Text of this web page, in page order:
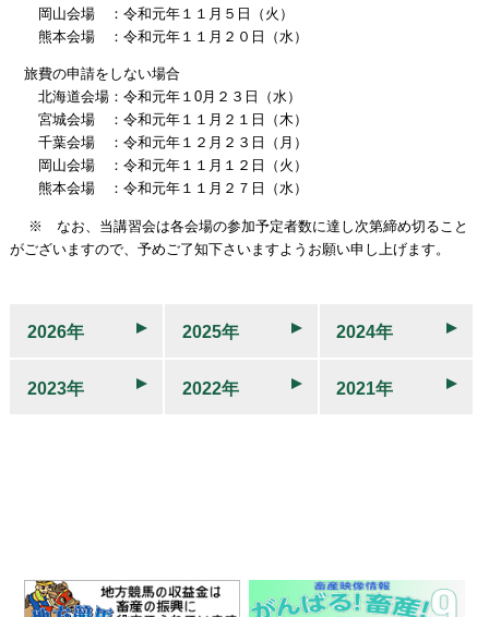
岡山会場 ：令和元年１１月５日（火）
熊本会場 ：令和元年１１月２０日（水）
旅費の申請をしない場合
北海道会場：令和元年１0月２３日（水）
宮城会場 ：令和元年１１月２１日（木）
千葉会場 ：令和元年１２月２３日（月）
岡山会場 ：令和元年１１月１２日（火）
熊本会場 ：令和元年１１月２７日（水）
※ なお、当講習会は各会場の参加予定者数に達し次第締め切ること
がございますので、予めご了知下さいますようお願い申し上げます。
2026年 2025年 2024年
2023年 2022年 2021年